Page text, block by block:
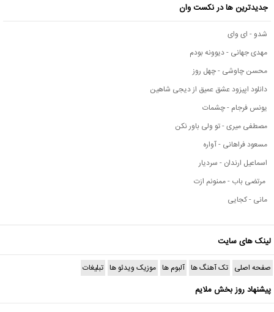
جدیدترین ها در نکست وان
شدو - ای وای
مهدی جهانی - دیوونه بودم
محسن چاوشی - چهل روز
دانلود اپیزود عشق عمیق از دیجی شاهین
یونس فرجام - چشمات
مصطفی میری - تو ولی باور نکن
مسعود فراهانی - آواره
اسماعیل ارندان - سردیار
مرتضی باب - ممنونم ازت
مانی - کجایی
لینک های سایت
صفحه اصلی تک آهنگ ها آلبوم ها موزیک ویدئو ها تبلیغات
پیشنهاد روز بخش ملایم